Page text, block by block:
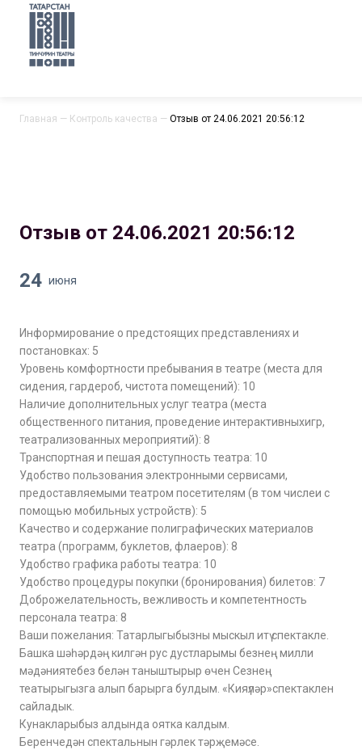
Главная — Контроль качества — Отзыв от 24.06.2021 20:56:12
Отзыв от 24.06.2021 20:56:12
24 июня
Информирование о предстоящих представлениях и
постановках: 5
Уровень комфортности пребывания в театре (места для
сидения, гардероб, чистота помещений): 10
Наличие дополнительных услуг театра (места
общественного питания, проведение интерактивныхигр,
театрализованных мероприятий): 8
Транспортная и пешая доступность театра: 10
Удобство пользования электронными сервисами,
предоставляемыми театром посетителям (в том числеи с
помощью мобильных устройств): 5
Качество и содержание полиграфических материалов
театра (программ, буклетов, флаеров): 8
Удобство графика работы театра: 10
Удобство процедуры покупки (бронирования) билетов: 7
Доброжелательность, вежливость и компетентность
персонала театра: 8
Ваши пожелания: Татарлыгыбызны мыскыл итү спектакле.
Башка шәһәрдәң килгән рус дустларымы безнең милли
мәдәниятебез белән таныштырыр өчен Сезнең
театырыгызга алып барырга булдым. «Кияүләр»спектаклен
сайладык.
Кунакларыбыз алдында оятка калдым.
Беренчедән спектальнын гәрлек тәрҗемәсе.